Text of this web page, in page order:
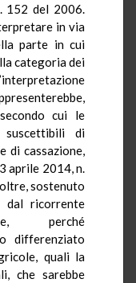
152 del 2006.
in via
parte in cui
categoria dei
cui le
suscettibili di
di cassazione,
aprile 2014, n.
sostenuto
dal ricorrente
perché
differenziato
quali la
che sarebbe